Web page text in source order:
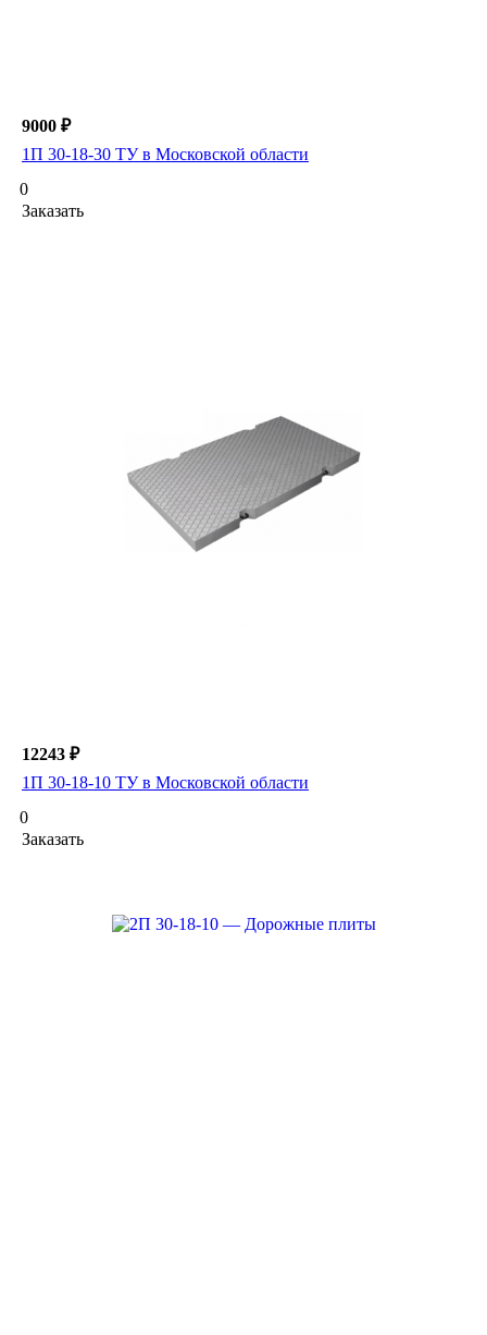
9000 ₽
1П 30-18-30 ТУ в Московской области
0
Заказать
12243 ₽
1П 30-18-10 ТУ в Московской области
0
Заказать